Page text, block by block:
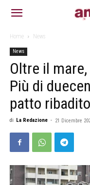
Home News
News
Oltre il
Più di
patto
di La Redazione - 21 Dicembre